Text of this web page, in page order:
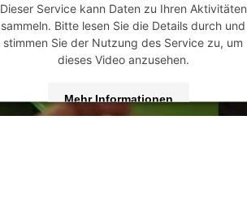
Dieser Service kann Daten zu Ihren Aktivitäten
sammeln. Bitte lesen Sie die Details durch und
stimmen Sie der Nutzung des Service zu, um
dieses Video anzusehen.
Mehr Informationen